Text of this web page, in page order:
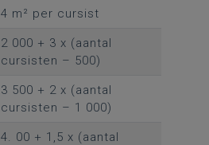
4 m² per cursist
2 000 + 3 x (aantal
cursisten – 500)
3 500 + 2 x (aantal
cursisten – 1 000)
4. 00 + 1,5 x (aantal